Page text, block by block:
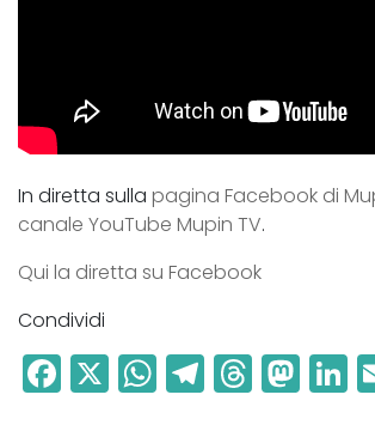
In diretta sulla pagina Facebook di
canale YouTube Mupin TV.
Qui la diretta su Facebook
Condividi
F
a
X W
h
T
el
T
h
M
a
Li
n